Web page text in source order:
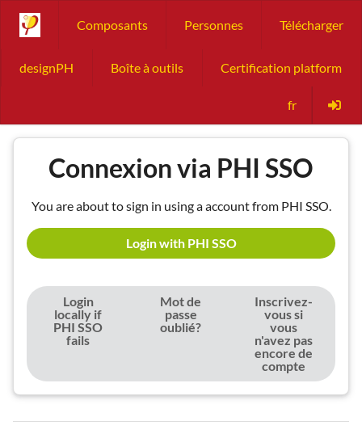
Composants Personnes Télécharger
designPH Boîte à outils Certification platform
fr
Connexion via PHI SSO
You are about to sign in using a account from PHI SSO.
Login with PHI SSO
Login
locally if
PHI SSO
fails
Mot de
passe
oublié?
Inscrivez-
vous si
vous
n'avez pas
encore de
compte